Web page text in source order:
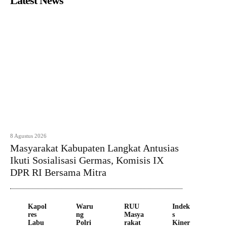
8 Agustus 2026
Masyarakat Kabupaten Langkat Antusias
Ikuti Sosialisasi Germas, Komisis IX
DPR RI Bersama Mitra
Kapol
res
Labu
Waru
ng
Polri
RUU
Masya
rakat
Indek
s
Kiner